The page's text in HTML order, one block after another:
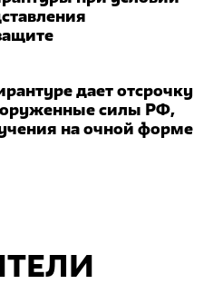
дает отсрочку
силы РФ,
на очной форме